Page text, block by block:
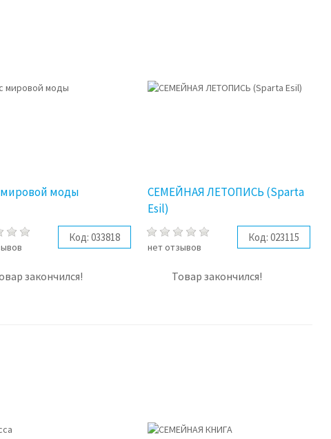
мировой моды
Код: 033818
закончился!
СЕМЕЙНАЯ ЛЕТОПИСЬ (Sparta
Esil)
нет отзывов
Код: 023115
Товар закончился!